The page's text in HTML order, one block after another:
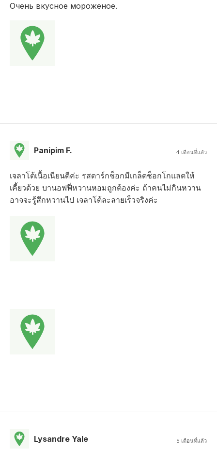
Очень вкусное мороженое.
Panipim F. 4 เดือนที่แล้ว
เจลาโต้เนื้ิอเนียนดีค่ะ รสดาร์กช็อกมีเกล็ดช็อกโกแลตให้
เคี้ยวด้วย บานอฟฟี่หวานหอมถูกต้องค่ะ ถ้าคนไม่กินหวาน
อาจจะรู้สึกหวานไป เจลาโต้ละลายเร็วจริงค่ะ
Lysandre Yale 5 เดือนที่แล้ว